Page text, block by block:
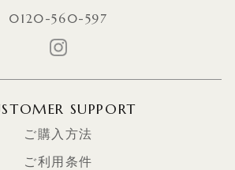
0120-560-597
SUPPORT
ご購入方法
ご利用条件